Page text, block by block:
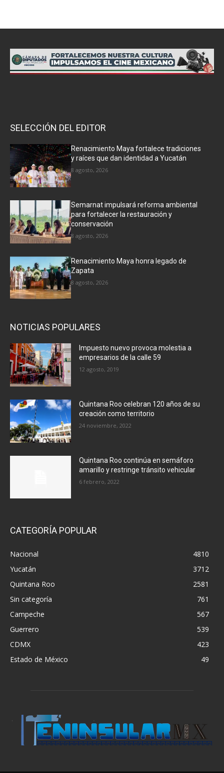
SELECCIÓN DEL EDITOR
Renacimiento Maya fortalece tradiciones
y raíces que dan identidad a Yucatán
8 agosto, 2026
Semarnat impulsará reforma ambiental
para fortalecer la restauración y
conservación
8 agosto, 2026
Renacimiento Maya honra legado de
Zapata
8 agosto, 2026
NOTICIAS POPULARES
Impuesto nuevo provoca molestia a
empresarios de la calle 59
12 agosto, 2019
Quintana Roo celebran 120 años de su
creación como territorio
24 noviembre, 2022
Quintana Roo continúa en semáforo
amarillo y restringe tránsito vehicular
6 febrero, 2022
CATEGORÍA POPULAR
Nacional
4810
Yucatán
3712
Quintana Roo
2581
Sin categoría
761
Campeche
567
Guerrero
539
CDMX
423
Estado de México
49